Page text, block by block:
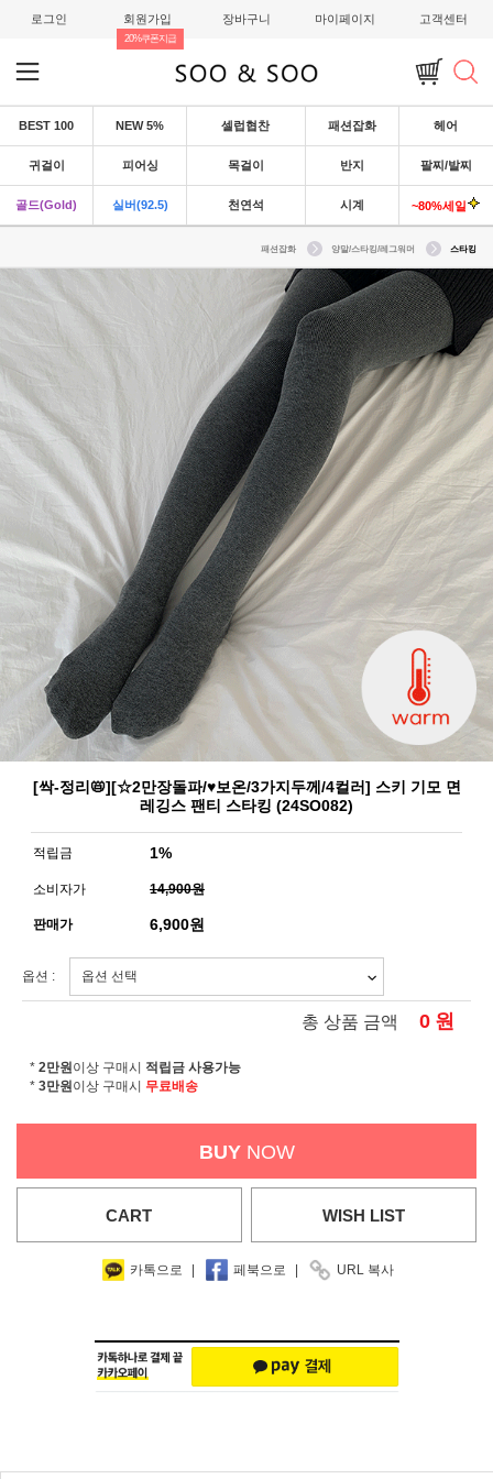
로그인 회원가입
20%쿠폰지급
장바구니 마이페이지 고객센터
BEST 100 NEW 5% 셀럽협찬 패션잡화 헤어
귀걸이 피어싱 목걸이 반지 팔찌/발찌
골드(Gold) 실버(92.5) 천연석 시계 ~80%세일
패션잡화 양말/스타킹/레그워머 스타킹
[싹-정리📛][☆2만장돌파/♥보온/3가지두께/4컬러] 스키 기모 면
레깅스 팬티 스타킹 (24SO082)
적립금 1%
소비자가 14,900원
판매가 6,900원
옵션 :
총 상품 금액 0 원
* 2만원이상 구매시 적립금 사용가능
* 3만원이상 구매시 무료배송
BUYNOW
CART WISH LIST
카톡으로 페북으로 URL 복사